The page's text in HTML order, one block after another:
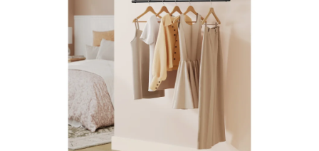
PRACOVŇA / KANCELÁRIA
DETSKÉ A ŠTUDENTSKÉ
DOPLNKY A DEKORÁCIE